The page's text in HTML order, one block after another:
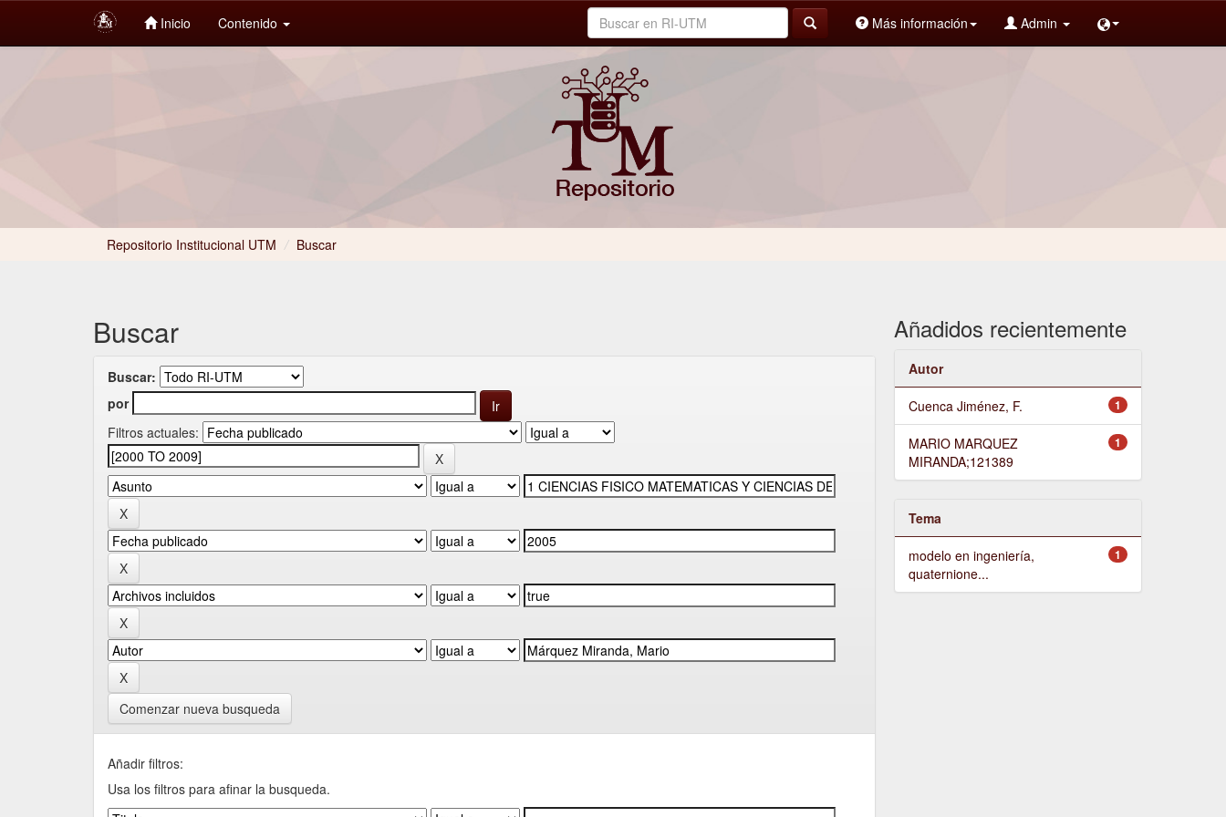
Inicio Contenido Más información Admin
Repositorio Institucional UTM / Buscar
Buscar
Buscar:
por
Filtros actuales:
Comenzar nueva busqueda
Añadir filtros:
Usa los filtros para afinar la busqueda.
Añadidos recientemente
Autor
1
Cuenca Jiménez, F.
1
MARIO MARQUEZ
MIRANDA;121389
Tema
1
modelo en ingeniería,
quaternione...